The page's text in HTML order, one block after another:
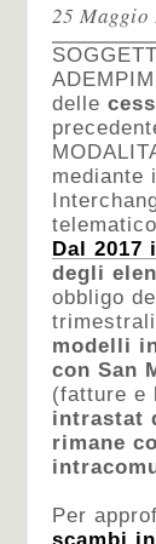
25 Maggio
delle
mediante
telematico
Dal 2017
degli
obbligo
modelli
con San
(fatture e
intrastat
rimane
Per